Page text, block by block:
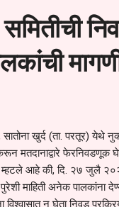
सातोना खुर्द (ता. परतूर) येथे
मतदानाद्वारे फेरनिवडणूक
आहे की, दि. २७ जुलै
माहिती अनेक पालकांना
न घेता निवड